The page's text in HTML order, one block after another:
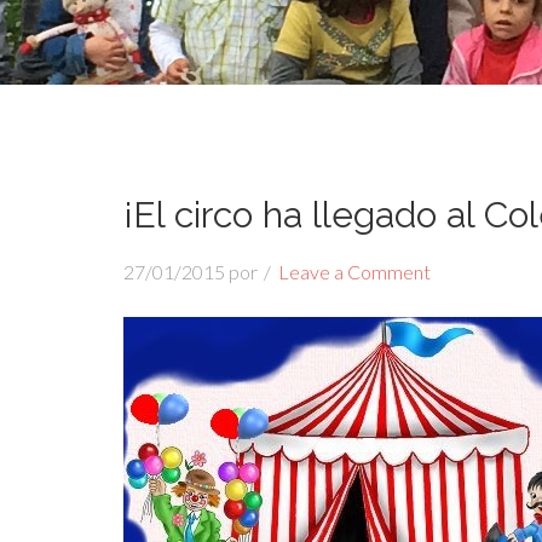
¡El circo ha llegado al
27/01/2015 por Leave a Comment